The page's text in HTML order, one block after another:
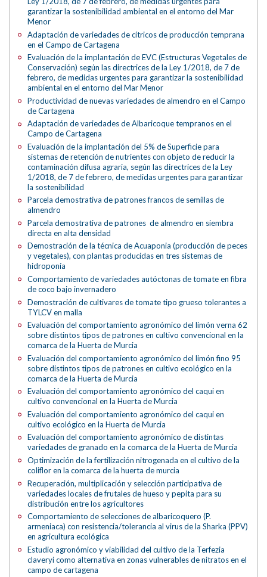
garantizar la sostenibilidad ambiental en el entorno del Mar
Menor
Adaptación de variedades de cítricos de producción temprana
en el Campo de Cartagena
Evaluación de la implantación de EVC (Estructuras Vegetales de
Conservación) según las directrices de la Ley 1/2018, de 7 de
febrero, de medidas urgentes para garantizar la sostenibilidad
ambiental en el entorno del Mar Menor
Productividad de nuevas variedades de almendro en el Campo
de Cartagena
Adaptación de variedades de Albaricoque tempranos en el
Campo de Cartagena
Evaluación de la implantación del 5% de Superficie para
sistemas de retención de nutrientes con objeto de reducir la
contaminación difusa agraria, según las directrices de la Ley
1/2018, de 7 de febrero, de medidas urgentes para garantizar
la sostenibilidad
Parcela demostrativa de patrones francos de semillas de
almendro
Parcela demostrativa de patrones de almendro en siembra
directa en alta densidad
Demostración de la técnica de Acuaponia (producción de peces
y vegetales), con plantas producidas en tres sistemas de
hidroponía
Comportamiento de variedades autóctonas de tomate en fibra
de coco bajo invernadero
Demostración de cultivares de tomate tipo grueso tolerantes a
TYLCV en malla
Evaluación del comportamiento agronómico del limón verna 62
sobre distintos tipos de patrones en cultivo convencional en la
comarca de la Huerta de Murcia
Evaluación del comportamiento agronómico del limón fino 95
sobre distintos tipos de patrones en cultivo ecológico en la
comarca de la Huerta de Murcia
Evaluación del comportamiento agronómico del caqui en
cultivo convencional en la Huerta de Murcia
Evaluación del comportamiento agronómico del caqui en
cultivo ecológico en la Huerta de Murcia
Evaluación del comportamiento agronómico de distintas
variedades de granado en la comarca de la Huerta de Murcia
Optimización de la fertilización nitrogenada en el cultivo de la
coliflor en la comarca de la huerta de murcia
Recuperación, multiplicación y selección participativa de
variedades locales de frutales de hueso y pepita para su
distribución entre los agricultores
Comportamiento de selecciones de albaricoquero (P.
armeniaca) con resistencia/tolerancia al virus de la Sharka (PPV)
en agricultura ecológica
Estudio agronómico y viabilidad del cultivo de la Terfezia
claveryi como alternativa en zonas vulnerables de nitratos en el
campo de cartagena